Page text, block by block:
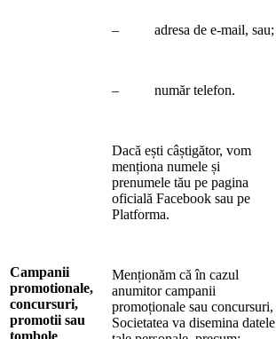
Campanii
promotionale,
concursuri,
promotii sau
tombole
– adresa de e-mail, sau;
– număr telefon.
Dacă ești câștigător, vom
menționa numele și
prenumele tău pe pagina
oficială Facebook sau pe
Platforma.
Menționăm că în cazul
anumitor campanii
promoționale sau concursuri,
Societatea va disemina datele